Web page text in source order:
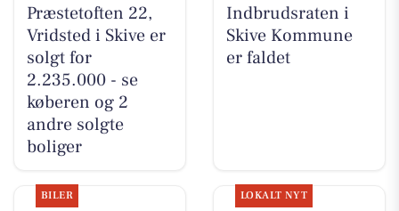
Præstetoften 22,
Vridsted i Skive er
solgt for
2.235.000 - se
køberen og 2
andre solgte
boliger
Indbrudsraten i
Skive Kommune
er faldet
BILER LOKALT NYT